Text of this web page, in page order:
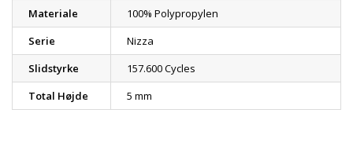
Materiale
100% Polypropylen
Serie
Nizza
Slidstyrke
157.600 Cycles
Total Højde
5 mm